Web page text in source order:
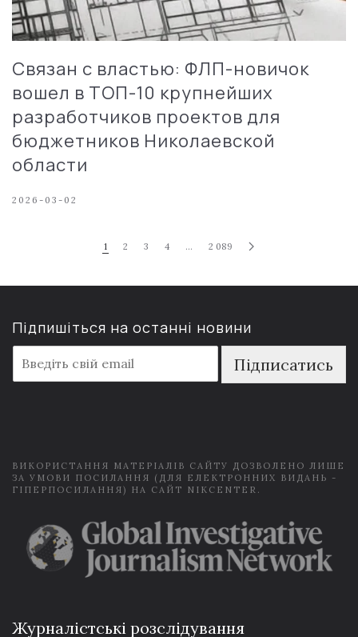
Связан с властью: ФЛП-новичок
вошел в ТОП-10 крупнейших
разработчиков проектов для
бюджетников Николаевской
области
2026-03-02
1 2 3 4 … 2 089
Підпишіться на останні новини
m
a
Підписатись
ВИКОРИСТАННЯ МАТЕРІАЛІВ САЙТУ ДОЗВОЛЕНО ЛИШЕ
ЗА УМОВИ ПОСИЛАННЯ (ДЛЯ ЕЛЕКТРОННИХ ВИДАНЬ -
ГІПЕРПОСИЛАННЯ) НА САЙТ NIKCENTER.
Журналістські розслідування